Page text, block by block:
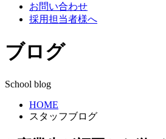
お問い合わせ
採用担当者様へ
ブログ
School blog
HOME
スタッフブログ